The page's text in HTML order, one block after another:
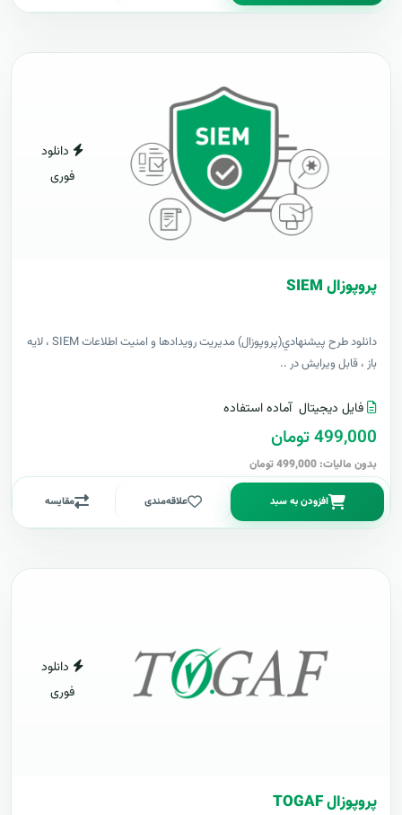
دانلود
فوری
پروپوزال SIEM
دانلود طرح پيشنهادي(پروپوزال) مدیریت رویدادها و امنیت اطلاعات SIEM ، لایه
باز ، قابل ویرایش در ..
فایل دیجیتال آماده استفاده
499,000 تومان
بدون مالیات: 499,000 تومان
افزودن به سبد علاقه‌مندی مقایسه
دانلود
فوری
پروپوزال TOGAF